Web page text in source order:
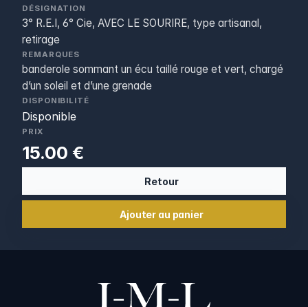
DÉSIGNATION
3° R.E.I, 6° Cie, AVEC LE SOURIRE, type artisanal,
retirage
REMARQUES
banderole sommant un écu taillé rouge et vert, chargé
d’un soleil et d’une grenade
DISPONIBILITÉ
Disponible
PRIX
15.00 €
Retour
Ajouter au panier